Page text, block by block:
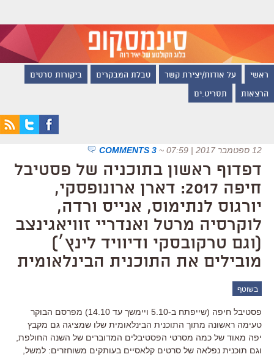
ראשי על אודות/יצירת קשר טבלת המבקרים ביקורות סרטים
הרצאות תסריט.ים
12 ספטמבר 2017 | 07:59 ~
3 COMMENTS
דפדוף ראשון בתוכניה של פסטיבל
חיפה 2017: דארן ארונופסקי,
יורגוס לנתימוס, אנייס ורדה,
לוקרסיה מרטל ואנדריי זוויאגינצב
(וגם טרקובסקי ודיוויד לינץ׳)
מובילים את התוכנית הבינלאומית
בשוטף
פסטיבל חיפה (שייפתח ב-5.10 ויימשך עד 14.10) מפרסם הבוקר
טעימה ראשונה מתוך התוכנית הבינלאומית שלו שמציגה גם מקבץ
יפה מאוד של כמה מסרטי הפסטיבלים המדוברים של השנה החולפת,
וגם תוכנית נפלאה של סרטים קלאסיים בעותקים משוחזרים: למשל,